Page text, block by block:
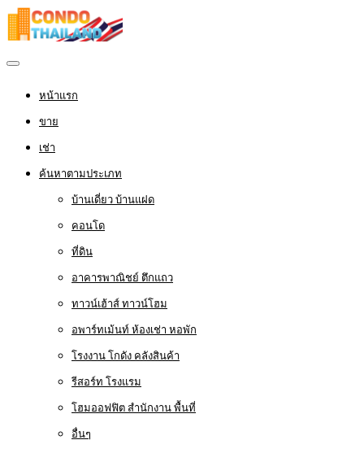
หน้าแรก
ขาย
เช่า
ค้นหาตามประเภท
บ้านเดี่ยว บ้านแฝด
คอนโด
ที่ดิน
อาคารพาณิชย์ ตึกแถว
ทาวน์เฮ้าส์ ทาวน์โฮม
อพาร์ทเม้นท์ ห้องเช่า หอพัก
โรงงาน โกดัง คลังสินค้า
รีสอร์ท โรงแรม
โฮมออฟฟิต สำนักงาน พื้นที่
อื่นๆ